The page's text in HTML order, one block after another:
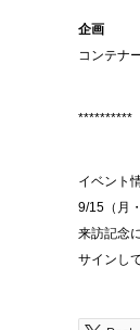
企画
コンテナ
**********
イベント
9/15（月
来訪記念
サインし